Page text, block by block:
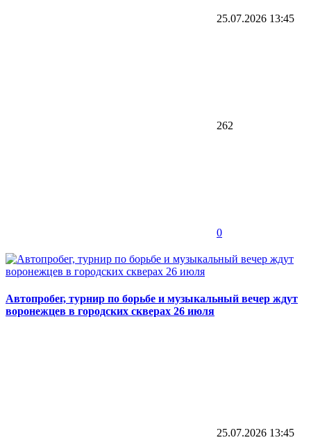
25.07.2026 13:45
262
0
Автопробег, турнир по борьбе и музыкальный вечер ждут
воронежцев в городских скверах 26 июля
25.07.2026 13:45